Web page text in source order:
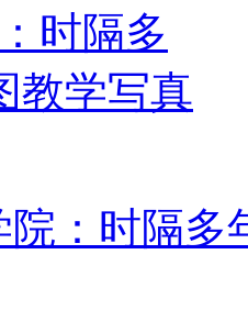
院：时隔多